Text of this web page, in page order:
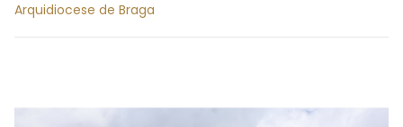
Arquidiocese de Braga